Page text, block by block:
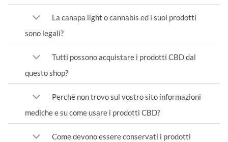
La canapa light o cannabis ed i suoi prodotti
sono legali?
Tutti possono acquistare i prodotti CBD dal
questo shop?
Perchè non trovo sul vostro sito informazioni
mediche e su come usare i prodotti CBD?
Come devono essere conservati i prodotti